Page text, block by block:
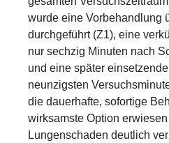
wurde eine Vorbehandlung
durchgeführt (Z1), eine
nur sechzig Minuten nach
und eine später
neunzigsten
die dauerhafte, sofortige
wirksamste Option
Lungenschaden deutlich